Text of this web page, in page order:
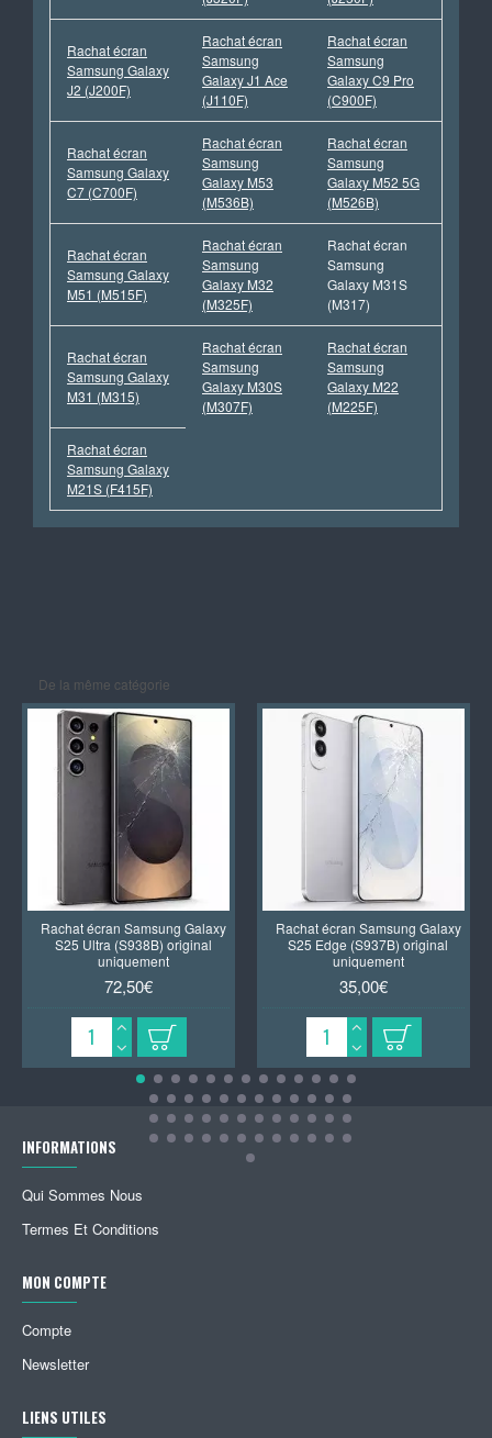
Rachat écran
Samsung Galaxy
J2 (J200F)
Rachat écran
Samsung
Galaxy J1 Ace
(J110F)
Rachat écran
Samsung
Galaxy C9 Pro
(C900F)
Rachat écran
Samsung Galaxy
C7 (C700F)
Rachat écran
Samsung
Galaxy M53
(M536B)
Rachat écran
Samsung
Galaxy M52 5G
(M526B)
Rachat écran
Samsung Galaxy
M51 (M515F)
Rachat écran
Samsung
Galaxy M32
(M325F)
Rachat écran
Samsung
Galaxy M31S
(M317)
Rachat écran
Samsung Galaxy
M31 (M315)
Rachat écran
Samsung
Galaxy M30S
(M307F)
Rachat écran
Samsung
Galaxy M22
(M225F)
Rachat écran
Samsung Galaxy
M21S (F415F)
De la même catégorie
Rachat écran Samsung Galaxy
S25 Ultra (S938B) original
uniquement
72,50€
Rachat écran Samsung Galaxy
S25 Edge (S937B) original
uniquement
35,00€
INFORMATIONS
Qui Sommes Nous
Termes Et Conditions
MON COMPTE
Compte
Newsletter
LIENS UTILES